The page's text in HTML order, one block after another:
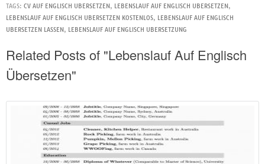
TAGS: CV AUF ENGLISCH UBERSETZEN , LEBENSLAUF AUF ENGLISCH UBERSETZEN ,
LEBENSLAUF AUF ENGLISCH UBERSETZEN KOSTENLOS, LEBENSLAUF AUF ENGLISCH
UBERSETZEN LASSEN , LEBENSLAUF AUF ENGLISCH UBERSETZUNG
Related Posts of "Lebenslauf Auf Englisch
Übersetzen"